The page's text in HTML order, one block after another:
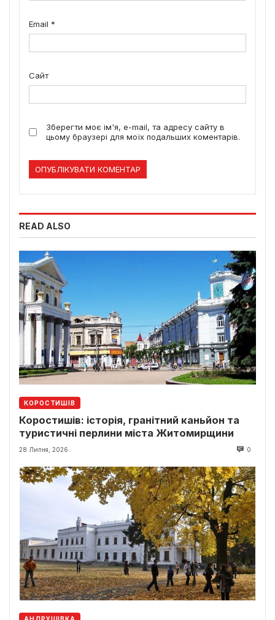
Email *
Сайт
Зберегти моє ім'я, e-mail, та адресу сайту в
цьому браузері для моїх подальших коментарів.
READ ALSO
КОРОСТИШІВ
Коростишів: історія, гранітний каньйон та
туристичні перлини міста Житомирщини
28 Липня, 2026 0